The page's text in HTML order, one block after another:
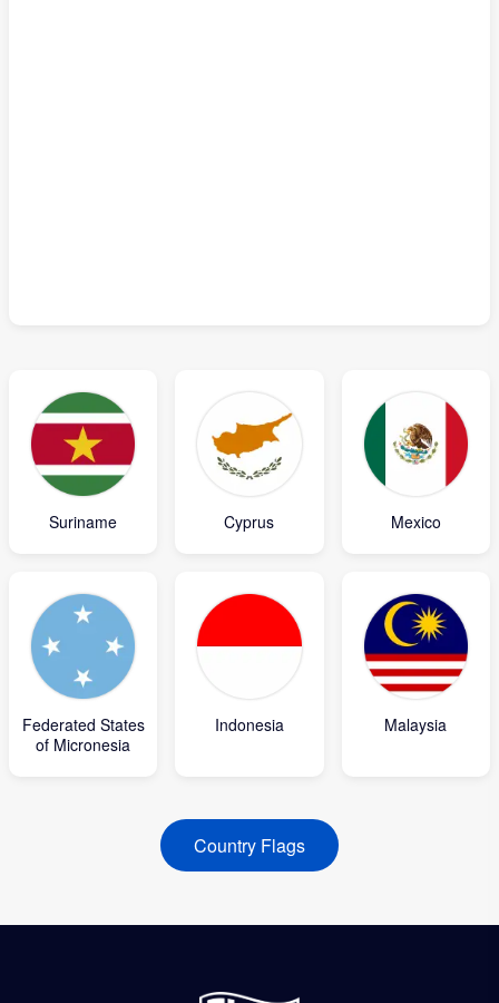
Suriname Cyprus Mexico
Federated States
of Micronesia
Indonesia Malaysia
Country Flags